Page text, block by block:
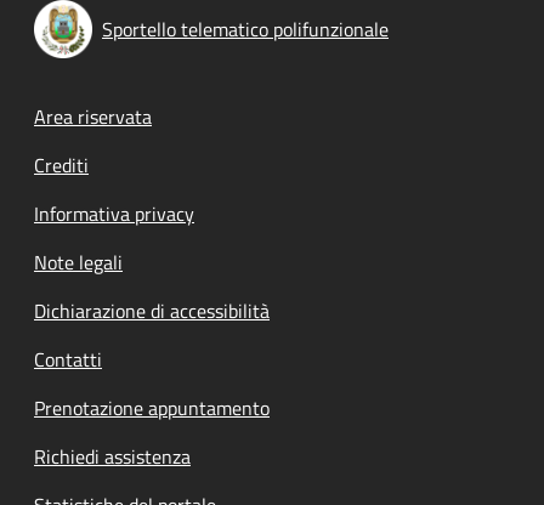
Sportello telematico polifunzionale
Footer menu
Area riservata
Crediti
Informativa privacy
Note legali
Dichiarazione di accessibilità
Contatti
Prenotazione appuntamento
Richiedi assistenza